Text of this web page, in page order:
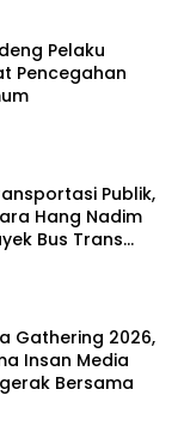
Pelaku
Pencegahan
Publik,
Hang Nadim
Bus Trans
Gathering 2026,
Insan Media
Bersama